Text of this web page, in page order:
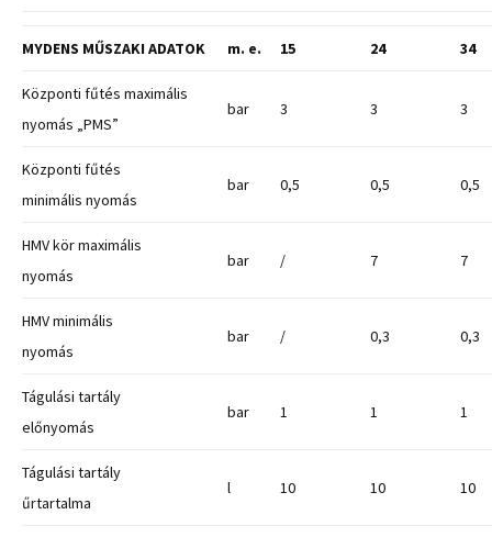
MYDENS MŰSZAKI ADATOK m. e. 15 24 34
Központi fűtés maximális
nyomás „PMS”
bar 3 3 3
Központi fűtés
minimális nyomás
bar 0,5 0,5 0,5
HMV kör maximális
nyomás
bar / 7 7
HMV minimális
nyomás
bar / 0,3 0,3
Tágulási tartály
előnyomás
bar 1 1 1
Tágulási tartály
űrtartalma
l 10 10 10